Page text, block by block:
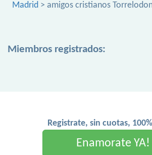
Madrid > amigos cristianos
Miembros registrados:
Registrate, sin cuotas,
Enamorate YA!